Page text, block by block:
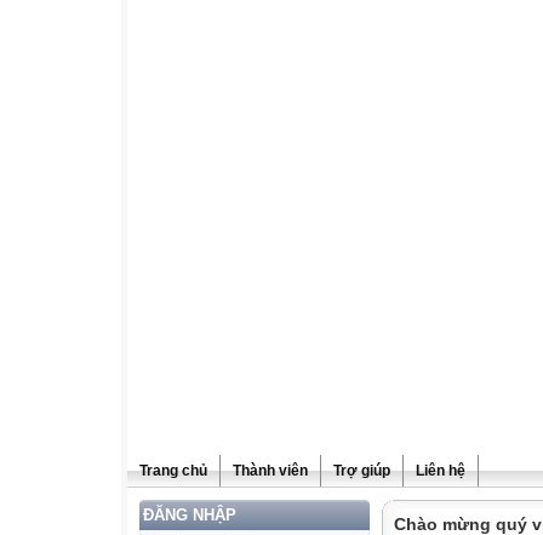
Trang chủ Thành viên Trợ giúp Liên hệ
ĐĂNG NHẬP Chào mừng quý